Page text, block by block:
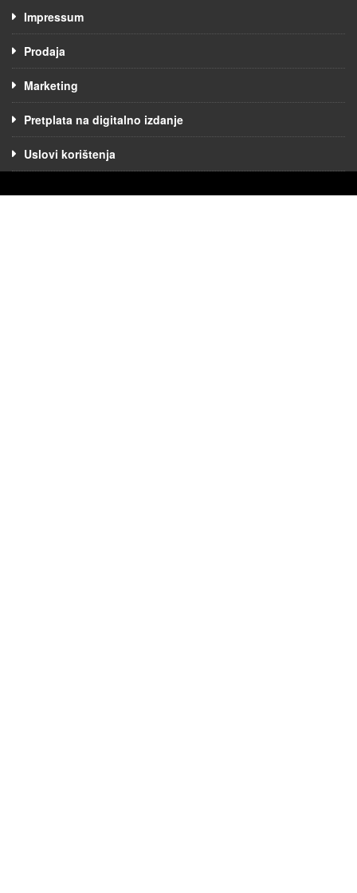
Impressum
Prodaja
Marketing
Pretplata na digitalno izdanje
Uslovi korištenja